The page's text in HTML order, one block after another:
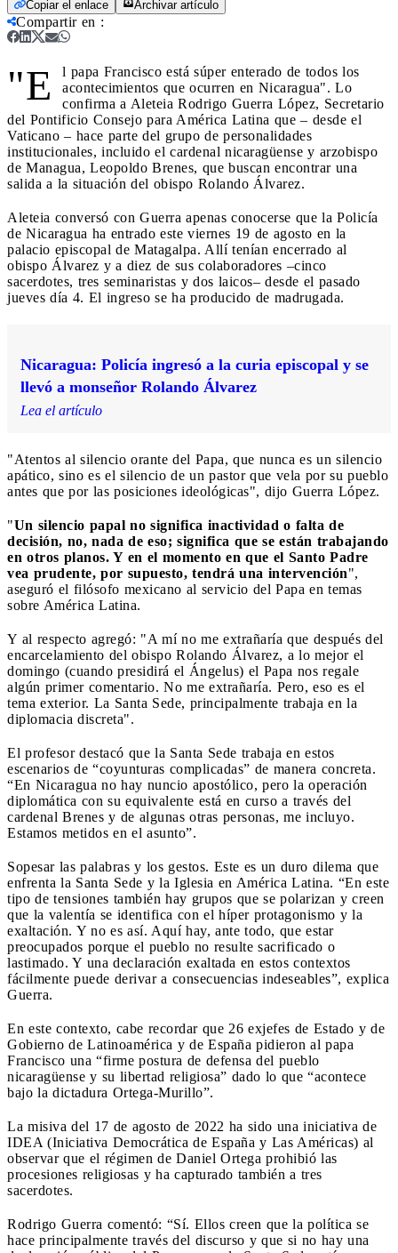
Copiar el enlace Archivar artículo
Compartir en :
"E
l papa Francisco está súper enterado de todos los
acontecimientos que ocurren en Nicaragua". Lo
confirma a Aleteia Rodrigo Guerra López, Secretario
del Pontificio Consejo para América Latina que – desde el
Vaticano – hace parte del grupo de personalidades
institucionales, incluido el cardenal nicaragüense y arzobispo
de Managua, Leopoldo Brenes, que buscan encontrar una
salida a la situación del obispo Rolando Álvarez.
Aleteia conversó con Guerra apenas conocerse que la Policía
de Nicaragua ha entrado este viernes 19 de agosto en la
palacio episcopal de Matagalpa. Allí tenían encerrado al
obispo Álvarez y a diez de sus colaboradores –cinco
sacerdotes, tres seminaristas y dos laicos– desde el pasado
jueves día 4. El ingreso se ha producido de madrugada.
Nicaragua: Policía ingresó a la curia episcopal y se
llevó a monseñor Rolando Álvarez
Lea el artículo
"Atentos al silencio orante del Papa, que nunca es un silencio
apático, sino es el silencio de un pastor que vela por su pueblo
antes que por las posiciones ideológicas", dijo Guerra López.
"Un silencio papal no significa inactividad o falta de
decisión, no, nada de eso; significa que se están trabajando
en otros planos. Y en el momento en que el Santo Padre
vea prudente, por supuesto, tendrá una intervención",
aseguró el filósofo mexicano al servicio del Papa en temas
sobre América Latina.
Y al respecto agregó: "A mí no me extrañaría que después del
encarcelamiento del obispo Rolando Álvarez, a lo mejor el
domingo (cuando presidirá el Ángelus) el Papa nos regale
algún primer comentario. No me extrañaría. Pero, eso es el
tema exterior. La Santa Sede, principalmente trabaja en la
diplomacia discreta".
El profesor destacó que la Santa Sede trabaja en estos
escenarios de “coyunturas complicadas” de manera concreta.
“En Nicaragua no hay nuncio apostólico, pero la operación
diplomática con su equivalente está en curso a través del
cardenal Brenes y de algunas otras personas, me incluyo.
Estamos metidos en el asunto”.
Sopesar las palabras y los gestos. Este es un duro dilema que
enfrenta la Santa Sede y la Iglesia en América Latina. “En este
tipo de tensiones también hay grupos que se polarizan y creen
que la valentía se identifica con el híper protagonismo y la
exaltación. Y no es así. Aquí hay, ante todo, que estar
preocupados porque el pueblo no resulte sacrificado o
lastimado. Y una declaración exaltada en estos contextos
fácilmente puede derivar a consecuencias indeseables”, explica
Guerra.
En este contexto, cabe recordar que 26 exjefes de Estado y de
Gobierno de Latinoamérica y de España pidieron al papa
Francisco una “firme postura de defensa del pueblo
nicaragüense y su libertad religiosa” dado lo que “acontece
bajo la dictadura Ortega-Murillo”.
La misiva del 17 de agosto de 2022 ha sido una iniciativa de
IDEA (Iniciativa Democrática de España y Las Américas) al
observar que el régimen de Daniel Ortega prohibió las
procesiones religiosas y ha capturado también a tres
sacerdotes.
Rodrigo Guerra comentó: “Sí. Ellos creen que la política se
hace principalmente través del discurso y que si no hay una